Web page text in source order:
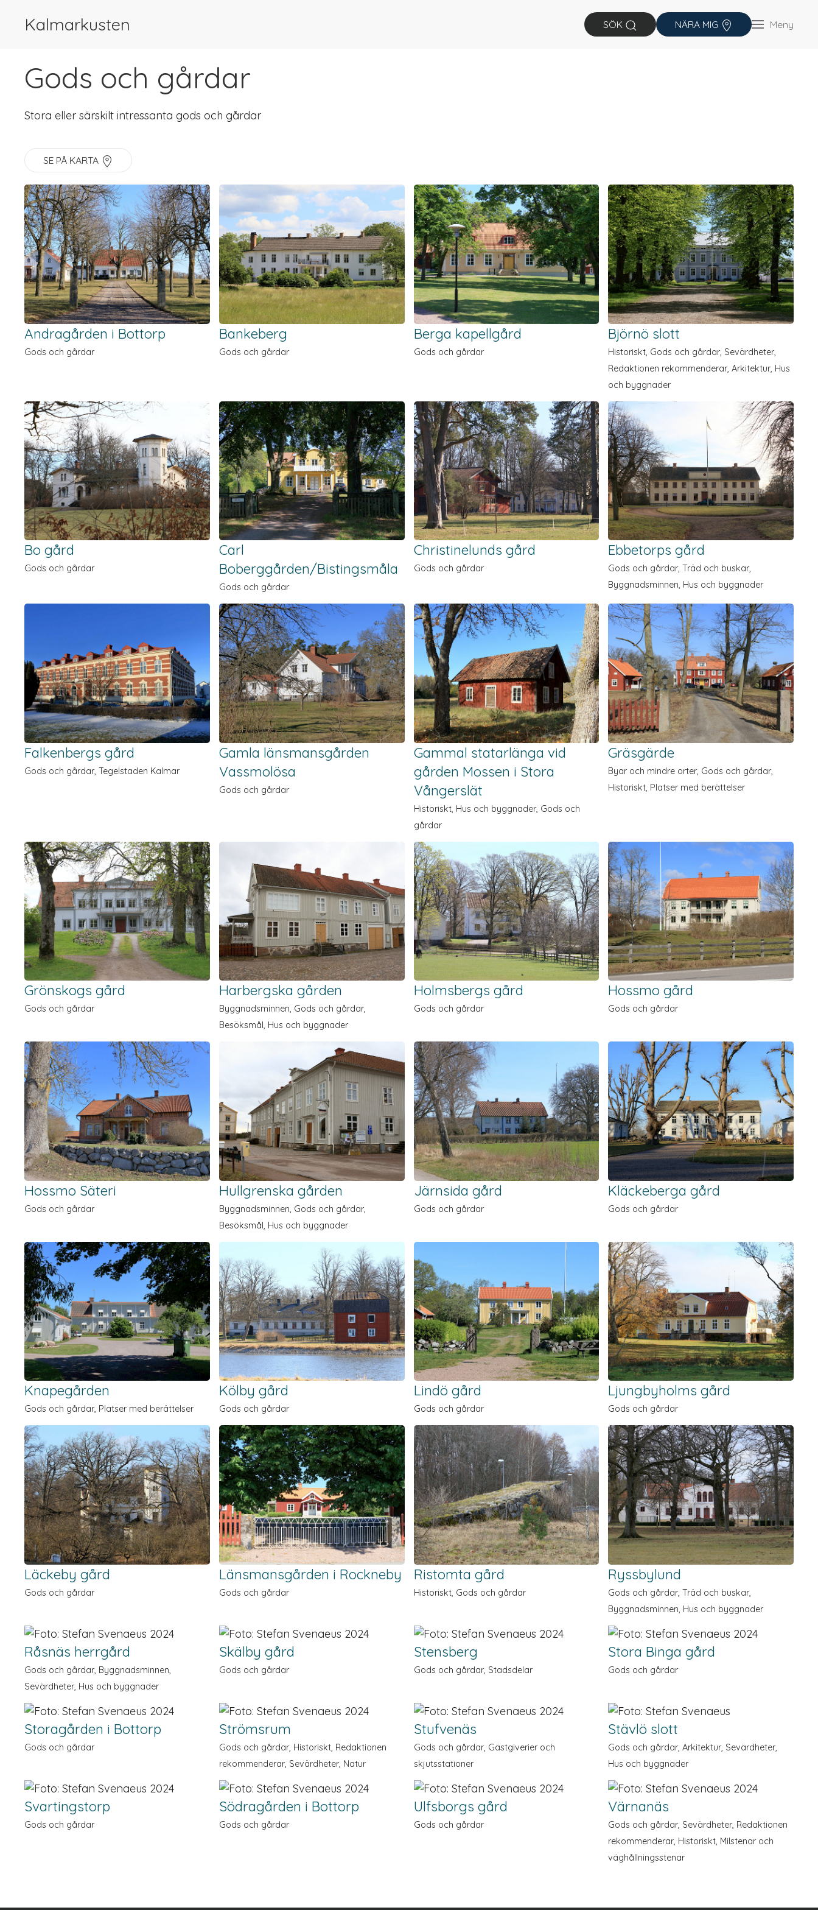
Kalmarkusten SÖK NÄRA MIG Meny
Gods och gårdar
Stora eller särskilt intressanta gods och gårdar
SE PÅ KARTA
Andragården i Bottorp
Gods och gårdar
Bankeberg
Gods och gårdar
Berga kapellgård
Gods och gårdar
Björnö slott
Historiskt, Gods och gårdar, Sevärdheter,
Redaktionen rekommen­derar, Arkitektur, Hus
och byggnader
Bo gård
Gods och gårdar
Carl
Boberggården/Bistingsmåla
Gods och gårdar
Christinelunds gård
Gods och gårdar
Ebbetorps gård
Gods och gårdar, Träd och buskar,
Byggnads­minnen, Hus och byggnader
Falkenbergs gård
Gods och gårdar, Tegelstaden Kalmar
Gamla länsmansgården
Vassmolösa
Gods och gårdar
Gammal statarlänga vid
gården Mossen i Stora
Vångerslät
Historiskt, Hus och byggnader, Gods och
gårdar
Gräsgärde
Byar och mindre orter, Gods och gårdar,
Historiskt, Platser med berättelser
Grönskogs gård
Gods och gårdar
Harbergska gården
Byggnads­minnen, Gods och gårdar,
Besöksmål, Hus och byggnader
Holmsbergs gård
Gods och gårdar
Hossmo gård
Gods och gårdar
Hossmo Säteri
Gods och gårdar
Hullgrenska gården
Byggnads­minnen, Gods och gårdar,
Besöksmål, Hus och byggnader
Järnsida gård
Gods och gårdar
Kläckeberga gård
Gods och gårdar
Knapegården
Gods och gårdar, Platser med berättelser
Kölby gård
Gods och gårdar
Lindö gård
Gods och gårdar
Ljungbyholms gård
Gods och gårdar
Läckeby gård
Gods och gårdar
Länsmansgården i Rockneby
Gods och gårdar
Ristomta gård
Historiskt, Gods och gårdar
Ryssbylund
Gods och gårdar, Träd och buskar,
Byggnads­minnen, Hus och byggnader
Råsnäs herrgård
Gods och gårdar, Byggnads­minnen,
Sevärdheter, Hus och byggnader
Skälby gård
Gods och gårdar
Stensberg
Gods och gårdar, Stadsdelar
Stora Binga gård
Gods och gårdar
Storagården i Bottorp
Gods och gårdar
Strömsrum
Gods och gårdar, Historiskt, Redaktionen
rekommen­derar, Sevärdheter, Natur
Stufvenäs
Gods och gårdar, Gästgiverier och
skjutsstationer
Stävlö slott
Gods och gårdar, Arkitektur, Sevärdheter,
Hus och byggnader
Svartingstorp
Gods och gårdar
Södragården i Bottorp
Gods och gårdar
Ulfsborgs gård
Gods och gårdar
Värnanäs
Gods och gårdar, Sevärdheter, Redaktionen
rekommen­derar, Historiskt, Milstenar och
väg­hållnings­stenar